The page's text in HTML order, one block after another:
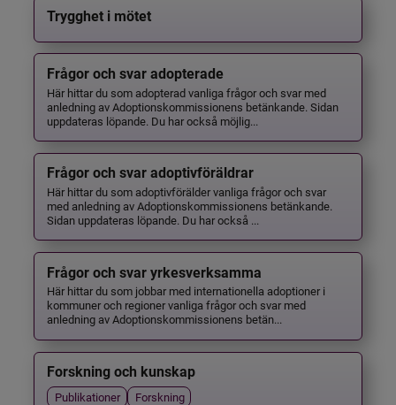
Trygghet i mötet
Frågor och svar adopterade
Här hittar du som adopterad vanliga frågor och svar med
anledning av Adoptionskommissionens betänkande. Sidan
uppdateras löpande. Du har också möjlig...
Frågor och svar adoptivföräldrar
Här hittar du som adoptivförälder vanliga frågor och svar
med anledning av Adoptionskommissionens betänkande.
Sidan uppdateras löpande. Du har också ...
Frågor och svar yrkesverksamma
Här hittar du som jobbar med internationella adoptioner i
kommuner och regioner vanliga frågor och svar med
anledning av Adoptionskommissionens betän...
Forskning och kunskap
Publikationer Forskning